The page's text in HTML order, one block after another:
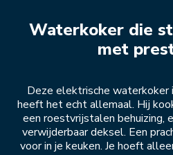
Waterkoker die
met
Deze elektrische waterkoker
heeft het echt allemaal. Hij
een roestvrijstalen behuizing,
verwijderbaar deksel. Een
voor in je keuken. Je hoeft